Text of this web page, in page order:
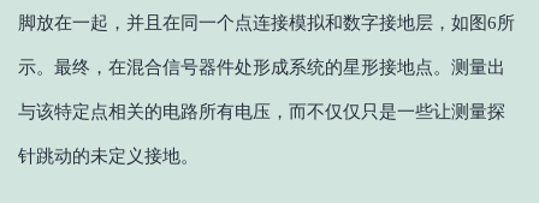
脚放在一起，并且在同一个点连接模拟和数字接地层，如图6所
示。最终，在混合信号器件处形成系统的星形接地点。测量出
与该特定点相关的电路所有电压，而不仅仅只是一些让测量探
针跳动的未定义接地。